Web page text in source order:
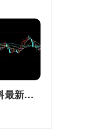
今日期货塑料最新价格(今日期货塑料最新价格行情)